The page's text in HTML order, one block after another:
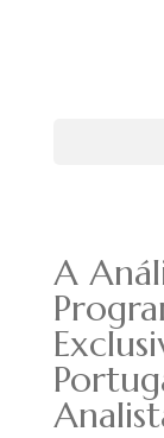
A